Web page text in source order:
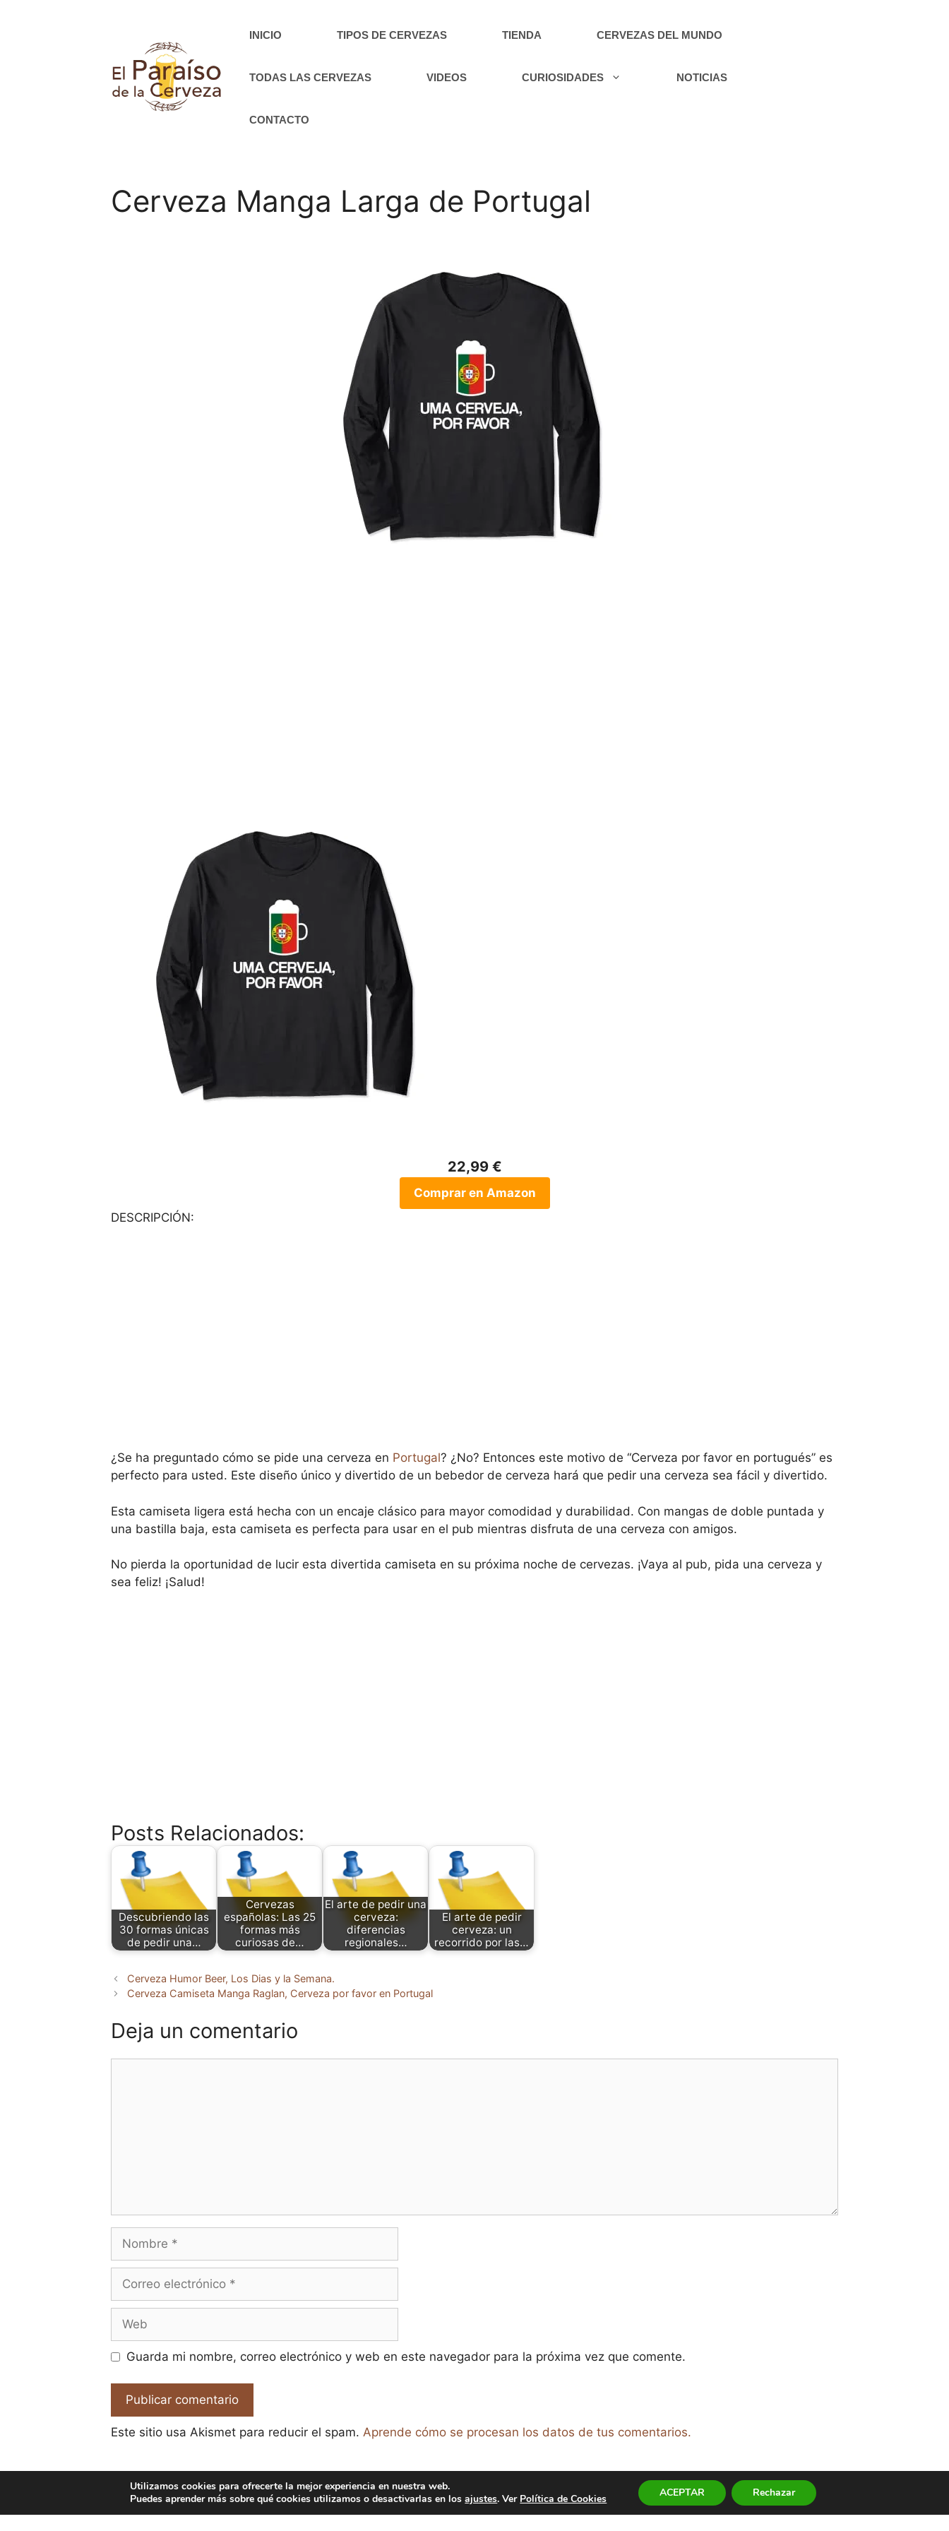
INICIO TIPOS DE CERVEZAS TIENDA CERVEZAS DEL MUNDO
TODAS LAS CERVEZAS VIDEOS CURIOSIDADES NOTICIAS
CONTACTO
Cerveza Manga Larga de Portugal
22,99 €
Comprar en Amazon
DESCRIPCIÓN:
¿Se ha preguntado cómo se pide una cerveza en Portugal? ¿No? Entonces este motivo de “Cerveza por favor en portugués” es
perfecto para usted. Este diseño único y divertido de un bebedor de cerveza hará que pedir una cerveza sea fácil y divertido.
Esta camiseta ligera está hecha con un encaje clásico para mayor comodidad y durabilidad. Con mangas de doble puntada y
una bastilla baja, esta camiseta es perfecta para usar en el pub mientras disfruta de una cerveza con amigos.
No pierda la oportunidad de lucir esta divertida camiseta en su próxima noche de cervezas. ¡Vaya al pub, pida una cerveza y
sea feliz! ¡Salud!
Posts Relacionados:
Descubriendo las
30 formas únicas
de pedir una…
Cervezas
españolas: Las 25
formas más
curiosas de…
El arte de pedir una
cerveza:
diferencias
regionales…
El arte de pedir
cerveza: un
recorrido por las…
Cerveza Humor Beer, Los Dias y la Semana.
Cerveza Camiseta Manga Raglan, Cerveza por favor en Portugal
Deja un comentario
electrónico
Guarda mi nombre, correo electrónico y web en este navegador para la próxima vez que comente.
Este sitio usa Akismet para reducir el spam. Aprende cómo se procesan los datos de tus comentarios.
Política de Cookies
Utilizamos cookies para ofrecerte la mejor experiencia en nuestra web.
Puedes aprender más sobre qué cookies utilizamos o desactivarlas en losajustes. Ver Política de Cookies ACEPTAR Rechazar